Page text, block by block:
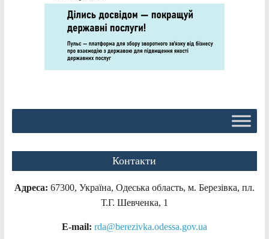
Контакти
Адреса: 67300, Україна, Одеська область, м. Березівка, пл.
Т.Г. Шевченка, 1
E-mail: rda@berezivka.odessa.gov.ua